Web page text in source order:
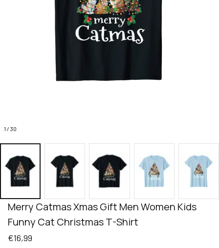
1 / 30
Merry Catmas Xmas Gift Men Women Kids
Funny Cat Christmas T-Shirt
€16,99